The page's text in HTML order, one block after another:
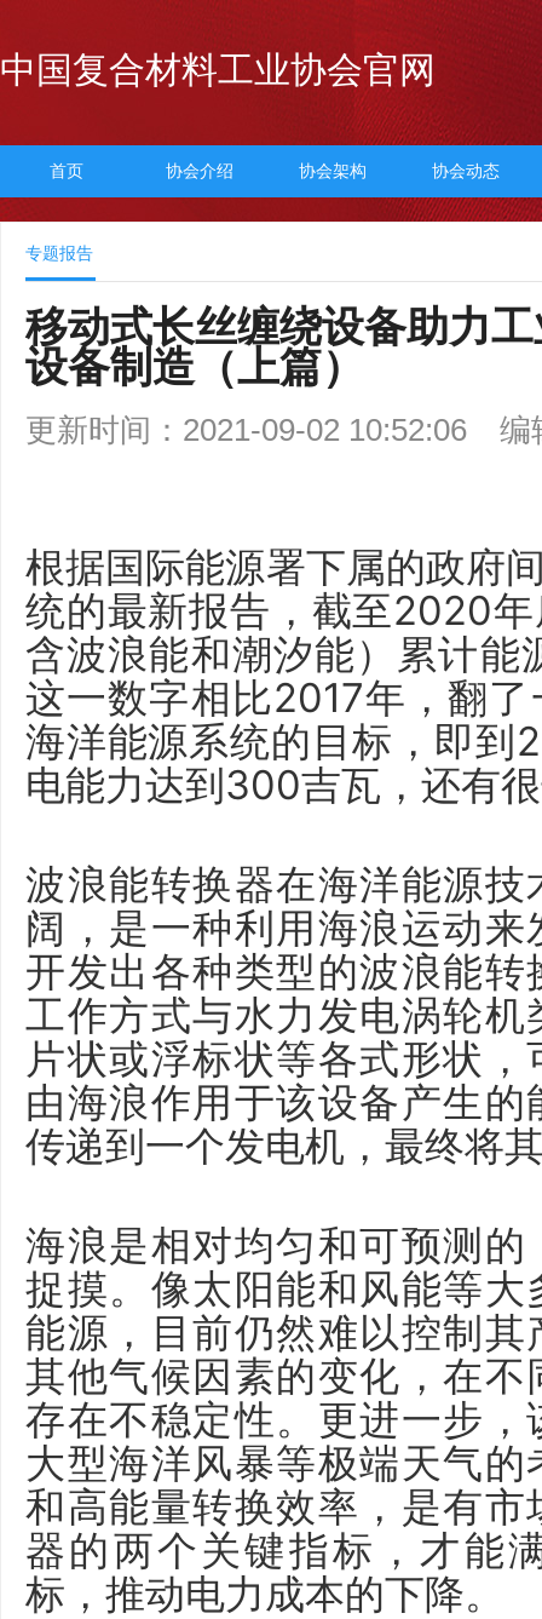
中国复合材料工业协会官网
首页 协会介绍 协会架构 协会动态
专题报告
移动式长丝缠绕设备助力
设备制造（上篇）
更新时间：2021-09-02 10:52:06 编
根据国际能源署下属的政府
统的最新报告，截至2020
含波浪能和潮汐能）累计
这一数字相比2017年，翻
海洋能源系统的目标，即到
电能力达到300吉瓦，还有
波浪能转换器在海洋能源
阔，是一种利用海浪运动
开发出各种类型的波浪能
工作方式与水力发电涡轮
片状或浮标状等各式形状
由海浪作用于该设备产生
传递到一个发电机，最终将
海浪是相对均匀和可预测
捉摸。像太阳能和风能等
能源，目前仍然难以控制
其他气候因素的变化，在
存在不稳定性。更进一步
大型海洋风暴等极端天气
和高能量转换效率，是有
器的两个关键指标，才能
标，推动电力成本的下降。